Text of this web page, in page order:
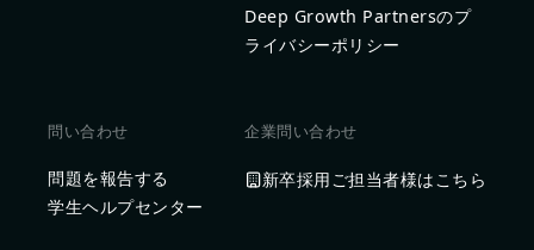
Deep Growth Partnersのプ
ライバシーポリシー
問い合わせ
問題を報告する
学生ヘルプセンター
企業問い合わせ
新卒採用ご担当者様はこちら